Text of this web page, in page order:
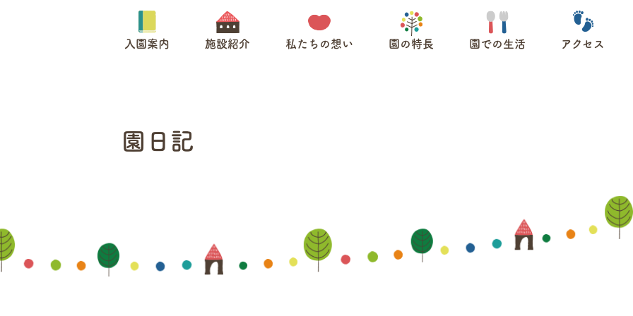
入園案内 施設紹介 私たちの想い 園の特長 園での生活 アクセス
園日記